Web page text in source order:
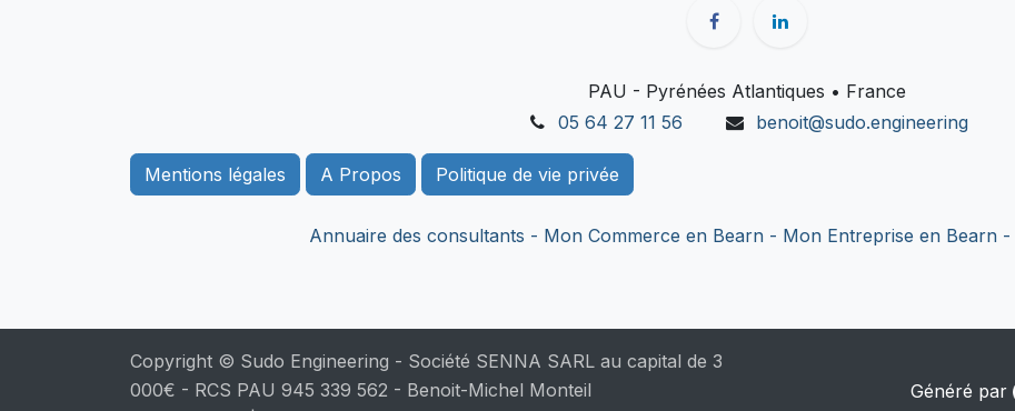
PAU - Pyrénées Atlantiques • France
05 64 27 11 56
benoit@sudo.engineering
Mentions légales A Propos Politique de vie privée
Annuaire des consultants - Mon Commerce en Bearn - Mon Entreprise en Bearn -
Copyright © Sudo Engineering - Société SENNA SARL au capital de 3
000€ - RCS PAU 945 339 562 - Benoit-Michel Monteil
Généré par